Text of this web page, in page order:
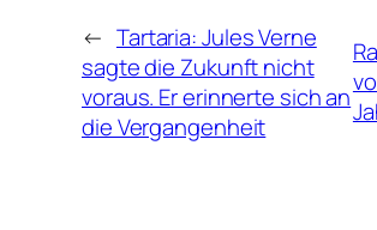
← Tartaria: Jules Verne
sagte die Zukunft nicht
voraus. Er erinnerte sich an
die Vergangenheit